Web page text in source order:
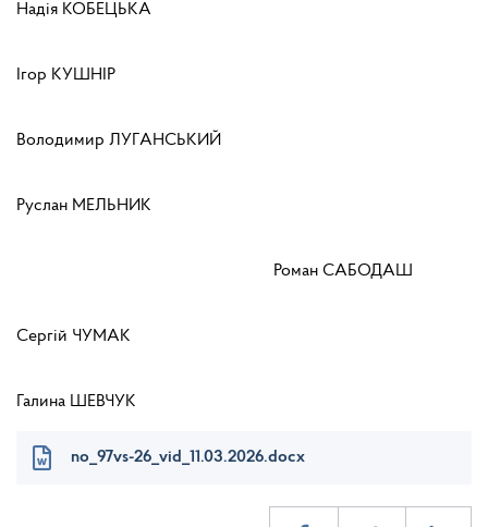
Надія КОБЕЦЬКА
Ігор КУШНІР
Володимир ЛУГАНСЬКИЙ
Руслан МЕЛЬНИК
Роман САБОДАШ
Сергій ЧУМАК
Галина ШЕВЧУК
no_97vs-26_vid_11.03.2026.docx